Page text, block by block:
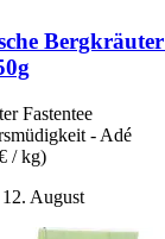
Bergkräuter
Fastentee
- Adé
/ kg)
August